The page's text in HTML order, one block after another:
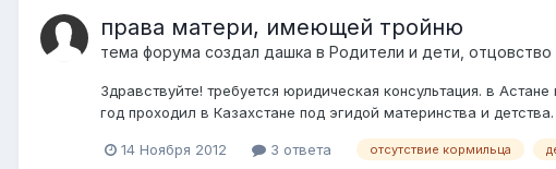
права матери, имеющей тройню
тема форума создал дашка в Родители и дети,
Здравствуйте! требуется юридическая консультация. в
год проходил в Казахстане под эгидой материнства и
14 Ноября 2012 3 ответа отсутствие кормильца